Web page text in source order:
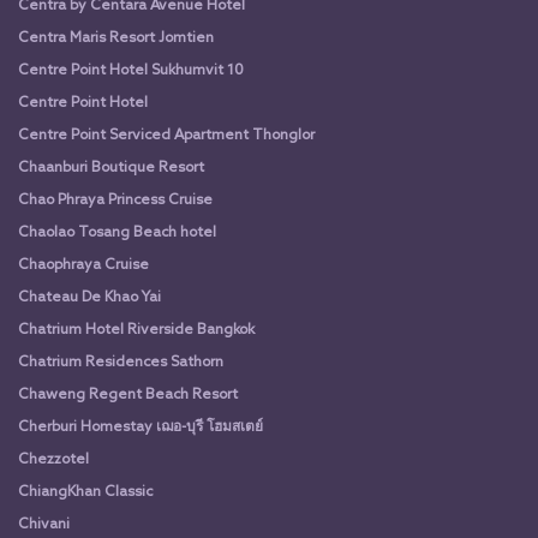
Centra by Centara Avenue Hotel
Centra Maris Resort Jomtien
Centre Point Hotel Sukhumvit 10
Centre Point Hotel
Centre Point Serviced Apartment Thonglor
Chaanburi Boutique Resort
Chao Phraya Princess Cruise
Chaolao Tosang Beach hotel
Chaophraya Cruise
Chateau De Khao Yai
Chatrium Hotel Riverside Bangkok
Chatrium Residences Sathorn
Chaweng Regent Beach Resort
Cherburi Homestay เฌอ-บุรี โฮมสเตย์
Chezzotel
ChiangKhan Classic
Chivani